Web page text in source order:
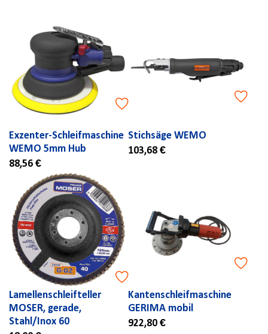
Exzenter-Schleifmaschine
WEMO 5mm Hub
88,56 €
Stichsäge WEMO
103,68 €
Lamellenschleifteller
MOSER, gerade,
Stahl/Inox 60
Kantenschleifmaschine
GERIMA mobil
922,80 €